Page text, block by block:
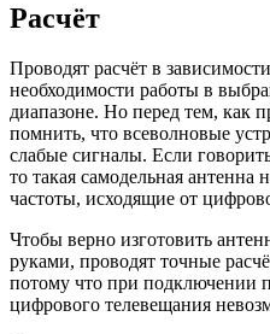
Расчёт
Проводят расчёт в
необходимости работы в
диапазоне. Но перед тем, как
помнить, что всеволновые
слабые сигналы. Если
то такая самодельная антенна
частоты, исходящие от
Чтобы верно изготовить
руками, проводят точные
потому что при подключении
цифрового телевещания